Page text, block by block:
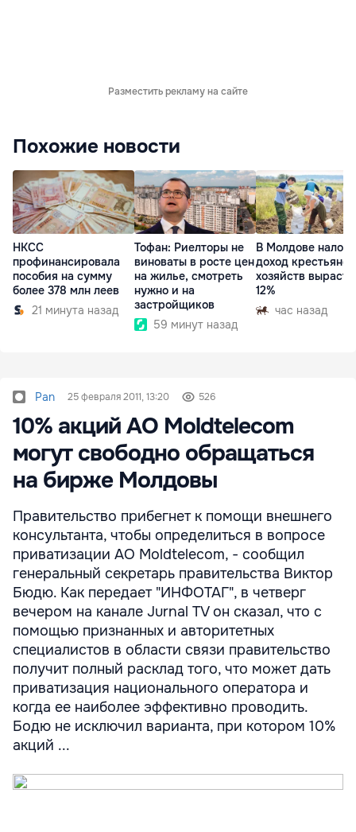
Разместить рекламу на сайте
Похожие новости
НКСС
профинансировала
пособия на сумму
более 378 млн леев
21 минута назад
Тофан: Риелторы не
виноваты в росте цен
на жилье, смотреть
нужно и на
застройщиков
59 минут назад
В Молдове налог
доход
хозяйств
12%
час назад
Pan 25 февраля 2011, 13:20 526
10% акций АО Moldtelecom
могут свободно обращаться
на бирже Молдовы
Правительство прибегнет к помощи внешнего
консультанта, чтобы определиться в вопросе
приватизации АО Moldtelecom, - сообщил
генеральный секретарь правительства Виктор
Бюдю. Как передает "ИНФОТАГ", в четверг
вечером на канале Jurnal TV он сказал, что с
помощью признанных и авторитетных
специалистов в области связи правительство
получит полный расклад того, что может дать
приватизация национального оператора и
когда ее наиболее эффективно проводить.
Бодю не исключил варианта, при котором 10%
акций ...